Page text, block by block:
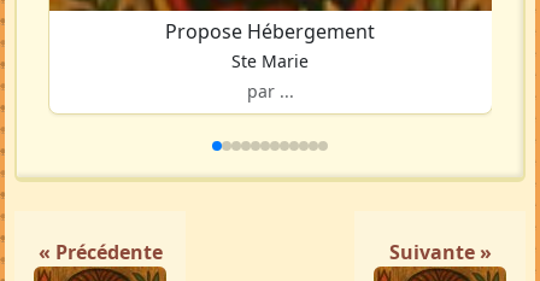
Propose Hébergement
Ste Marie
par ...
« Précédente Suivante »